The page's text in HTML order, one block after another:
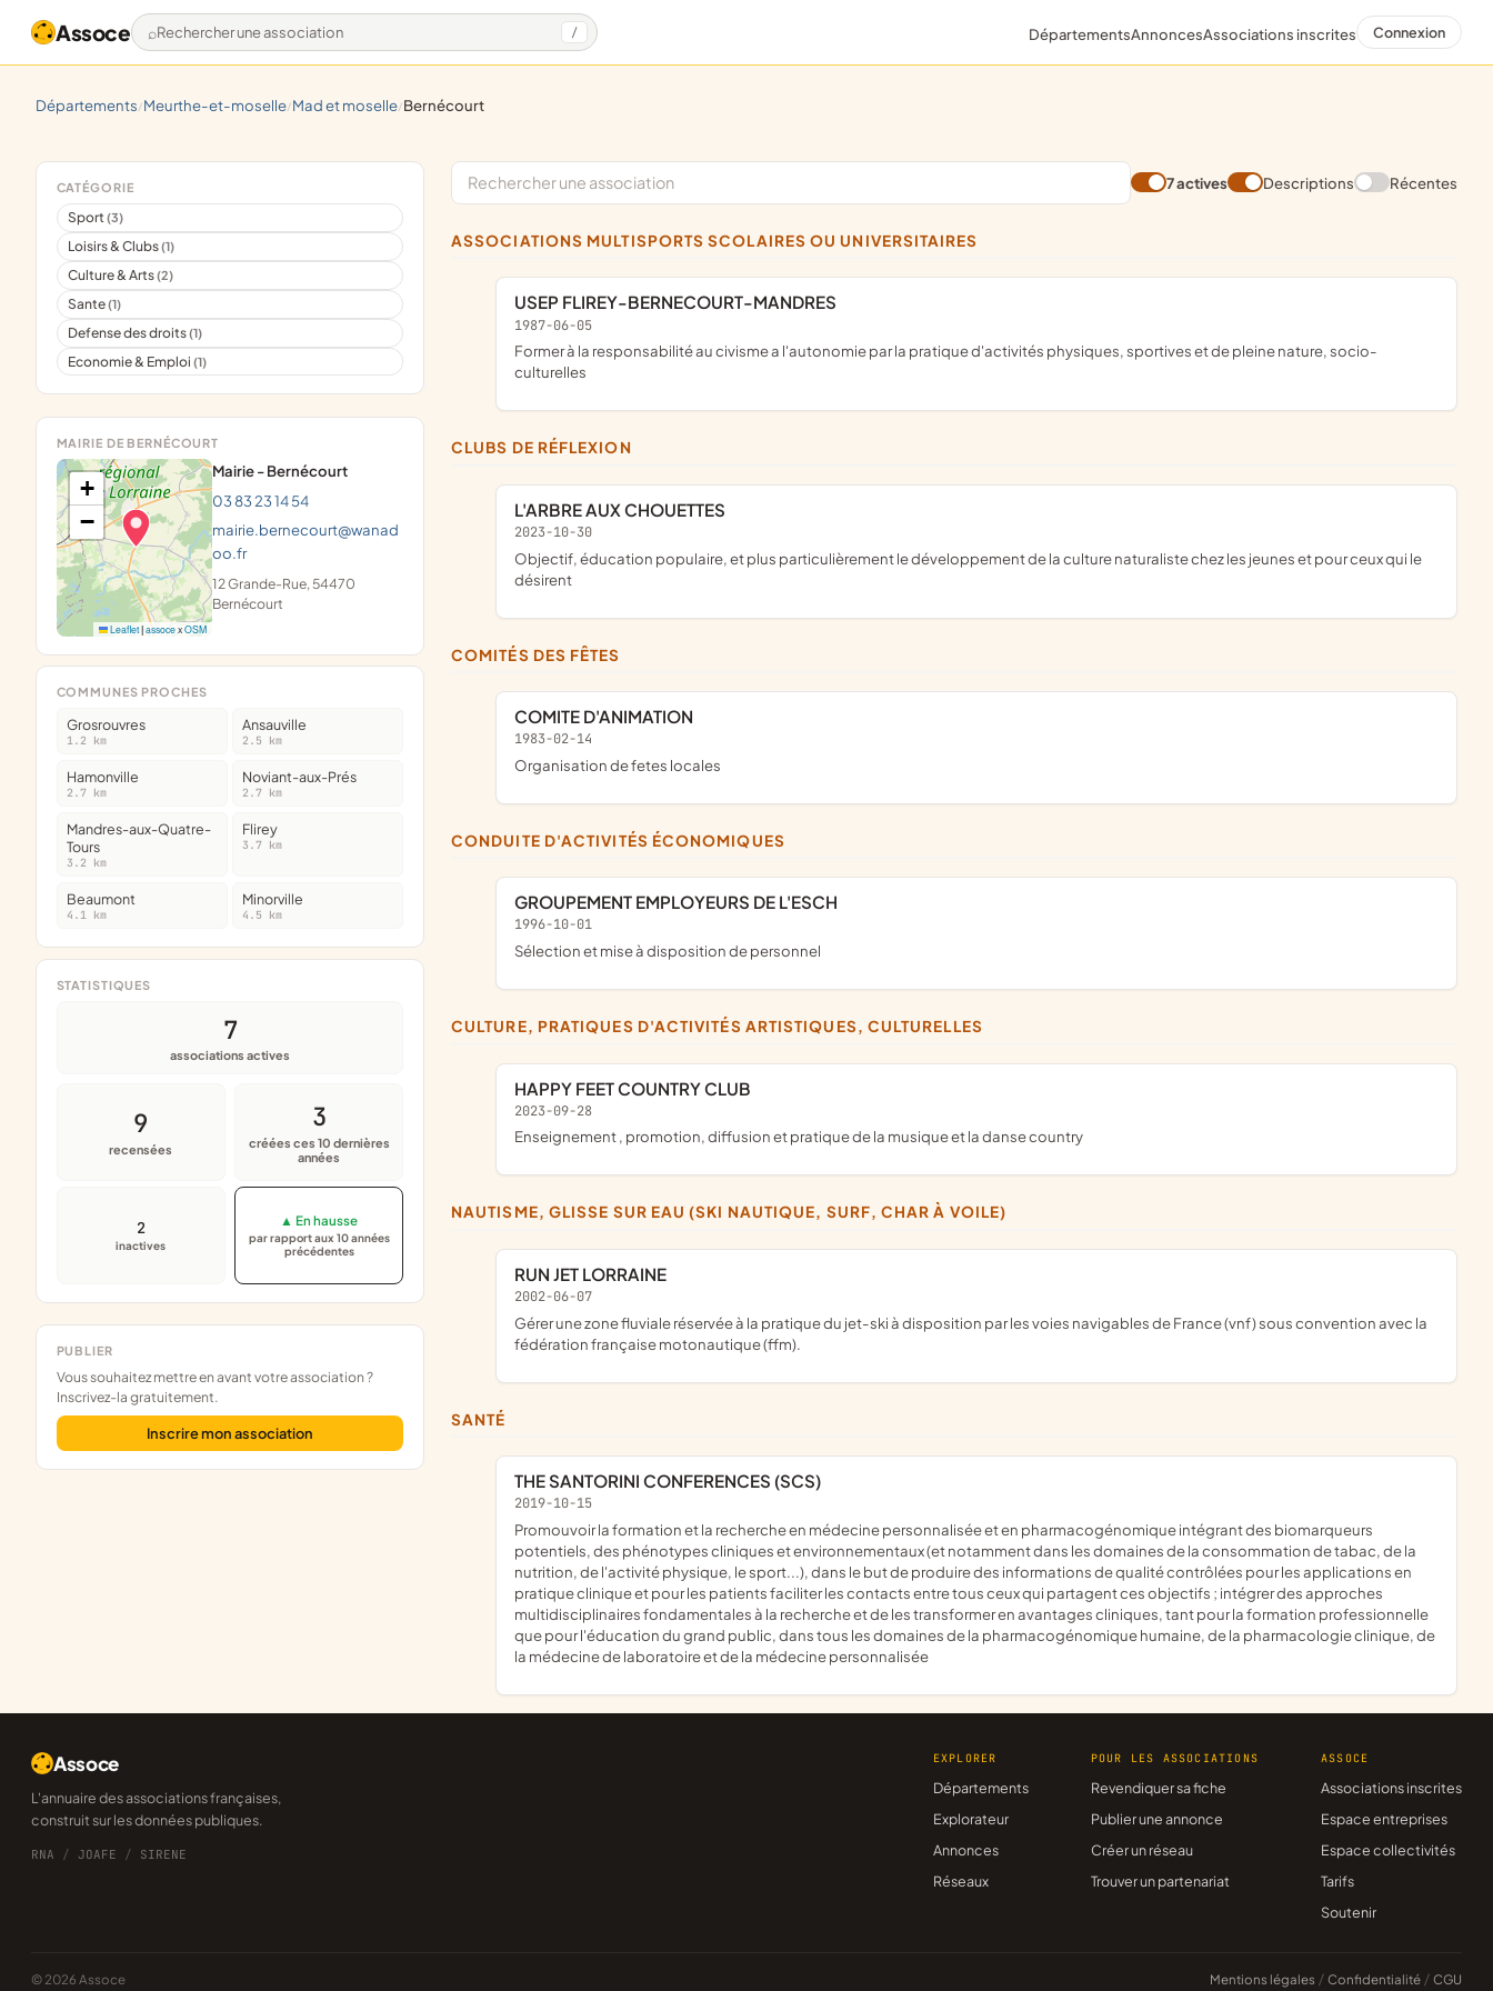
Assoce Rechercher une association / DépartementsAnnoncesAssociations inscrites Connexion
départements/ meurthe-et-moselle/ mad et moselle/ bernécourt
CATÉGORIE
Sport(3)
Loisirs & Clubs(1)
Culture & Arts(2)
Sante(1)
Defense des droits(1)
Economie & Emploi(1)
STATISTIQUES
7
associations actives
9
recensées
3
créées ces 10 dernières
années
2
inactives
▲ En hausse
par rapport aux 10 années
précédentes
PUBLIER
Vous souhaitez mettre en avant votre association ?
Inscrivez-la gratuitement.
Inscrire mon association
7 actives Descriptions Récentes
ASSOCIATIONS MULTISPORTS SCOLAIRES OU UNIVERSITAIRES
USEP FLIREY-BERNECOURT-MANDRES
1987-06-05
former à la responsabilité au civisme a l'autonomie par la pratique d'activités physiques, sportives et de pleine nature, socio-
culturelles
CLUBS DE RÉFLEXION
L'ARBRE AUX CHOUETTES
2023-10-30
objectif, éducation populaire, et plus particulièrement le développement de la culture naturaliste chez les jeunes et pour ceux qui le
désirent
COMITÉS DES FÊTES
COMITE D'ANIMATION
1983-02-14
Organisation de fetes locales
CONDUITE D'ACTIVITÉS ÉCONOMIQUES
GROUPEMENT EMPLOYEURS DE L'ESCH
1996-10-01
Sélection et mise à disposition de personnel
CULTURE, PRATIQUES D'ACTIVITÉS ARTISTIQUES, CULTURELLES
HAPPY FEET COUNTRY CLUB
2023-09-28
enseignement , promotion, diffusion et pratique de la musique et la danse country
NAUTISME, GLISSE SUR EAU (SKI NAUTIQUE, SURF, CHAR À VOILE)
RUN JET LORRAINE
2002-06-07
gérer une zone fluviale réservée à la pratique du jet-ski à disposition par les voies navigables de France (vnf) sous convention avec la
fédération française motonautique (ffm).
SANTÉ
THE SANTORINI CONFERENCES (SCS)
2019-10-15
promouvoir la formation et la recherche en médecine personnalisée et en pharmacogénomique intégrant des biomarqueurs
potentiels, des phénotypes cliniques et environnementaux (et notamment dans les domaines de la consommation de tabac, de la
nutrition, de l'activité physique, le sport...), dans le but de produire des informations de qualité contrôlées pour les applications en
pratique clinique et pour les patients faciliter les contacts entre tous ceux qui partagent ces objectifs ; intégrer des approches
multidisciplinaires fondamentales à la recherche et de les transformer en avantages cliniques, tant pour la formation professionnelle
que pour l'éducation du grand public, dans tous les domaines de la pharmacogénomique humaine, de la pharmacologie clinique, de
la médecine de laboratoire et de la médecine personnalisée
MAIRIE DE BERNÉCOURT
+
−
Leaflet|assocexOSM
Mairie - Bernécourt
03 83 23 14 54
mairie.bernecourt@wanad
oo.fr
12 Grande-Rue, 54470
Bernécourt
COMMUNES PROCHES
Grosrouvres
1.2 km
Ansauville
2.5 km
Hamonville
2.7 km
Noviant-aux-Prés
2.7 km
Mandres-aux-Quatre-
Tours
3.2 km
Flirey
3.7 km
Beaumont
4.1 km
Minorville
4.5 km
Assoce
L'annuaire des associations françaises,
construit sur les données publiques.
RNA / JOAFE / SIRENE
EXPLORER
Départements
Explorateur
Annonces
Réseaux
POUR LES ASSOCIATIONS
Revendiquer sa fiche
Publier une annonce
Créer un réseau
Trouver un partenariat
ASSOCE
Associations inscrites
Espace entreprises
Espace collectivités
Tarifs
Soutenir
© 2026 Assoce Mentions légales / Confidentialité / CGU